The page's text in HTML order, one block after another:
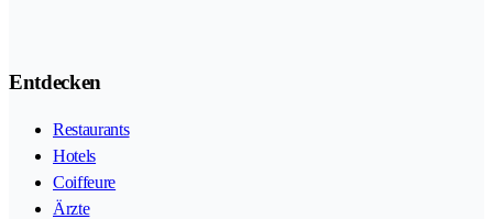
Entdecken
Restaurants
Hotels
Coiffeure
Ärzte